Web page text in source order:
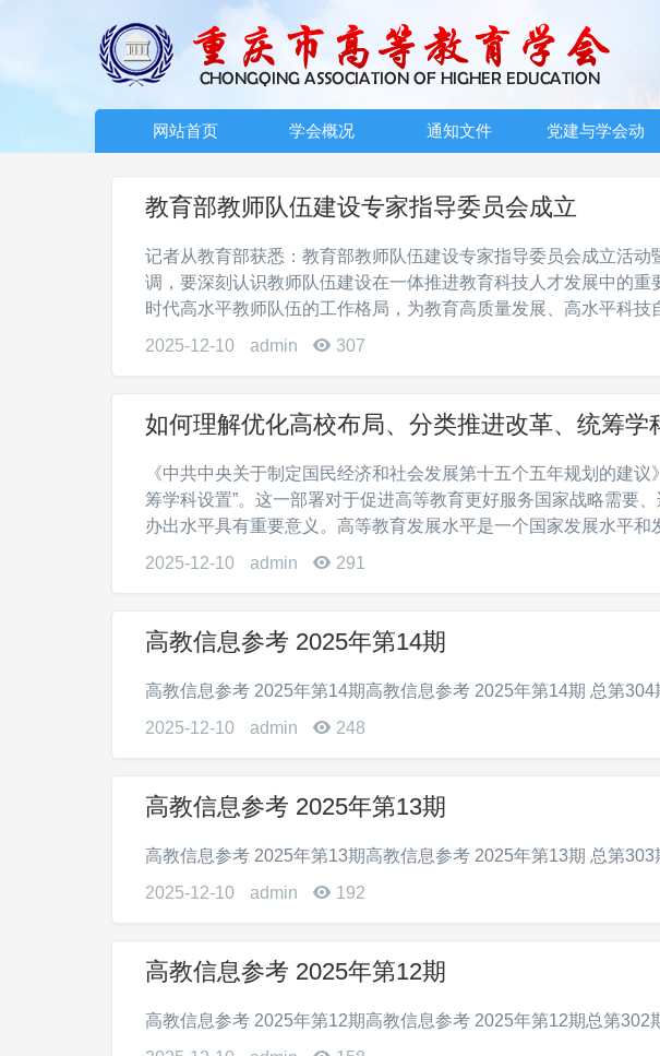
网站首页 学会概况 通知文件 党建与学会动
态
教育部教师队伍建设专家指导委员会成立
记者从教育部获悉：教育部教师队伍建设专家指导委员会成立活
调，要深刻认识教师队伍建设在一体推进教育科技人才发展中的
时代高水平教师队伍的工作格局，为教育高质量发展、高水平科技
2025-12-10
admin 307
如何理解优化高校布局、分类推进改革、统筹学
《中共中央关于制定国民经济和社会发展第十五个五年规划的建
筹学科设置”。这一部署对于促进高等教育更好服务国家战略需要
办出水平具有重要意义。高等教育发展水平是一个国家发展水平和
2025-12-10
admin 291
高教信息参考 2025年第14期
高教信息参考 2025年第14期高教信息参考 2025年第14期 总第304
2025-12-10
admin 248
高教信息参考 2025年第13期
高教信息参考 2025年第13期高教信息参考 2025年第13期 总第303
2025-12-10
admin 192
高教信息参考 2025年第12期
高教信息参考 2025年第12期高教信息参考 2025年第12期总第302